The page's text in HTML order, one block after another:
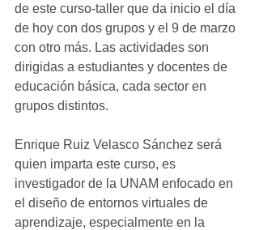
de este curso-taller que da inicio el día
de hoy con dos grupos y el 9 de marzo
con otro más. Las actividades son
dirigidas a estudiantes y docentes de
educación básica, cada sector en
grupos distintos.
Enrique Ruiz Velasco Sánchez será
quien imparta este curso, es
investigador de la UNAM enfocado en
el diseño de entornos virtuales de
aprendizaje, especialmente en la